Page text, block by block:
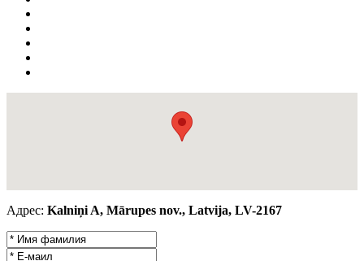
Адрес: Kalniņi A, Mārupes nov., Latvija, LV-2167